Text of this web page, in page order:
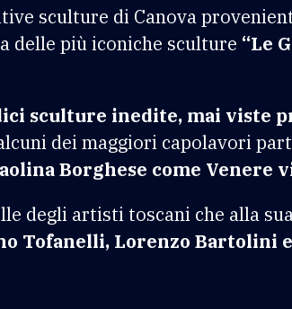
sculture di Canova
delle più iconiche sculture “Le
sculture inedite, mai viste
dei maggiori capolavori
Borghese come Venere
degli artisti toscani che alla
Tofanelli, Lorenzo Bartolini